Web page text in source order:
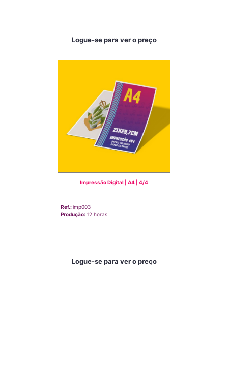
Logue-se para ver o preço
Impressão Digital | A4 | 4/4
Ref.:imp003
Produção:12 horas
Logue-se para ver o preço